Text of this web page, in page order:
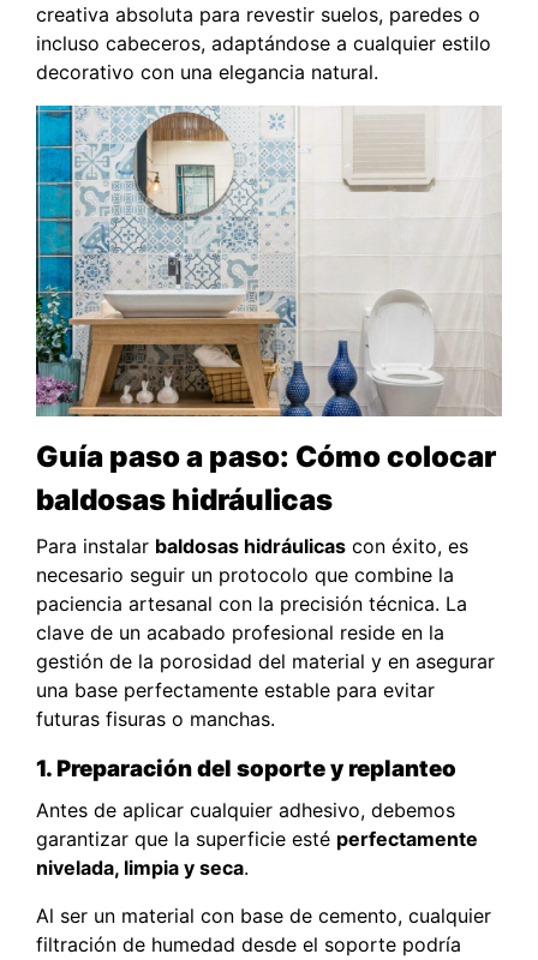
creativa absoluta para revestir suelos, paredes o
incluso cabeceros, adaptándose a cualquier estilo
decorativo con una elegancia natural.
Guía paso a paso: Cómo colocar
baldosas hidráulicas
Para instalar baldosas hidráulicas con éxito, es
necesario seguir un protocolo que combine la
paciencia artesanal con la precisión técnica. La
clave de un acabado profesional reside en la
gestión de la porosidad del material y en asegurar
una base perfectamente estable para evitar
futuras fisuras o manchas.
1. Preparación del soporte y replanteo
Antes de aplicar cualquier adhesivo, debemos
garantizar que la superficie esté perfectamente
nivelada, limpia y seca.
Al ser un material con base de cemento, cualquier
filtración de humedad desde el soporte podría